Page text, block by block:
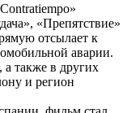
«Препятствие»
отсылает к
аварии.
также в других
и регион